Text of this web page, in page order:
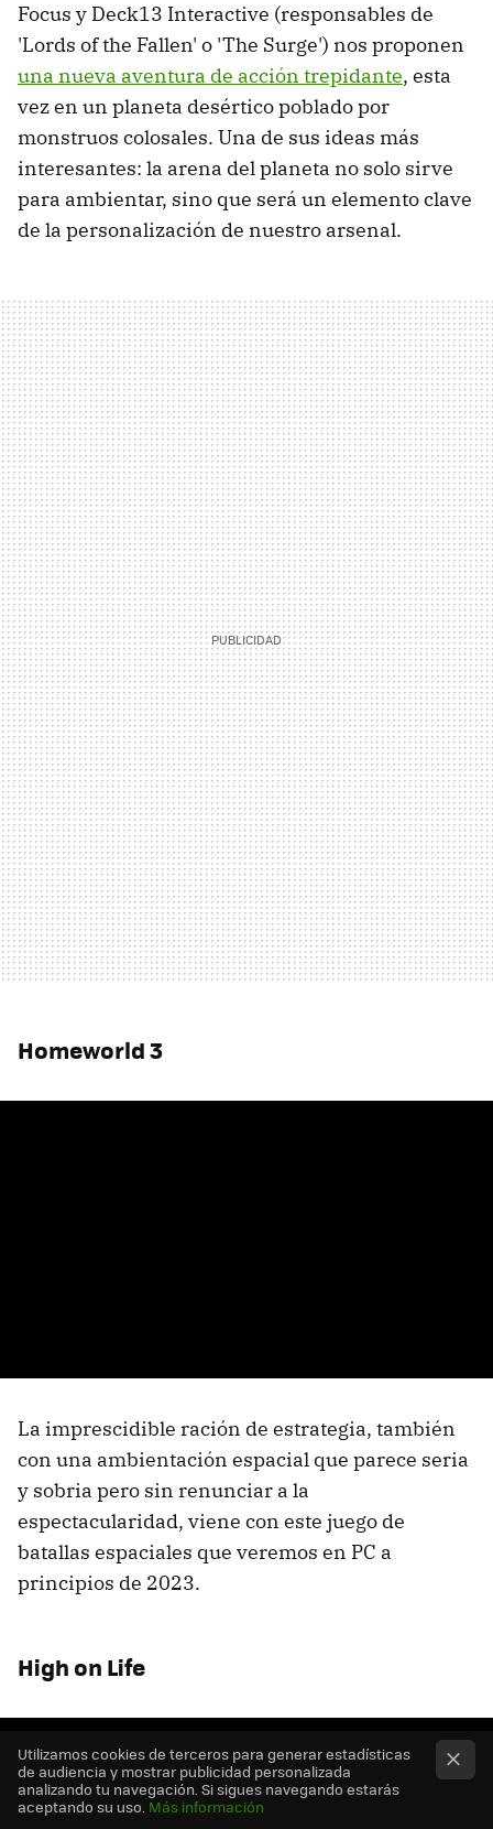
Focus y Deck13 Interactive (responsables de
'Lords of the Fallen' o 'The Surge') nos proponen
una nueva aventura de acción trepidante, esta
vez en un planeta desértico poblado por
monstruos colosales. Una de sus ideas más
interesantes: la arena del planeta no solo sirve
para ambientar, sino que será un elemento clave
de la personalización de nuestro arsenal.
Homeworld 3
La imprescidible ración de estrategia, también
con una ambientación espacial que parece seria
y sobria pero sin renunciar a la
espectacularidad, viene con este juego de
batallas espaciales que veremos en PC a
principios de 2023.
High on Life
Utilizamos cookies de terceros para generar estadísticas
de audiencia y mostrar publicidad personalizada
analizando tu navegación. Si sigues navegando estarás
aceptando su uso. Más información